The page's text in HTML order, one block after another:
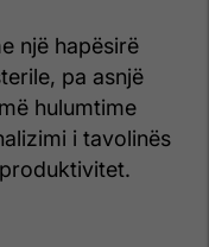
një hapësirë
pa asnjë
hulumtime
i tavolinës